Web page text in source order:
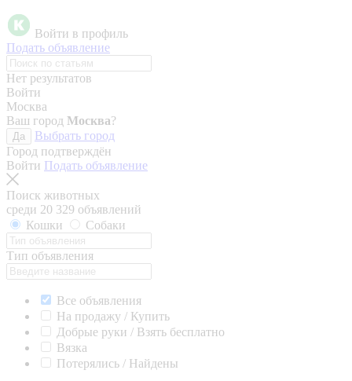
Войти в профиль
Подать объявление
Нет результатов
Войти
Москва
Ваш город Москва?
Да
Выбрать город
Город подтверждён
Войти Подать объявление
Поиск животных
среди 20 329 объявлений
Кошки
Собаки
Тип объявления
Все объявления
На продажу / Купить
Добрые руки / Взять бесплатно
Вязка
Потерялись / Найдены